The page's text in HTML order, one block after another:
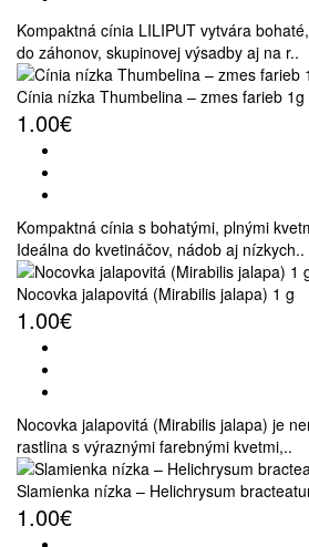
Kompaktná cínia LILIPUT vytvára
do záhonov, skupinovej výsadby aj na r..
Cínia nízka Thumbelina – zmes farieb 1g
1.00€
Kompaktná cínia s bohatými, plnými
Ideálna do kvetináčov, nádob aj nízkych..
Nocovka jalapovitá (Mirabilis jalapa) 1 g
1.00€
Nocovka jalapovitá (Mirabilis jalapa) je
rastlina s výraznými farebnými kvetmi,..
Slamienka nízka – Helichrysum
1.00€